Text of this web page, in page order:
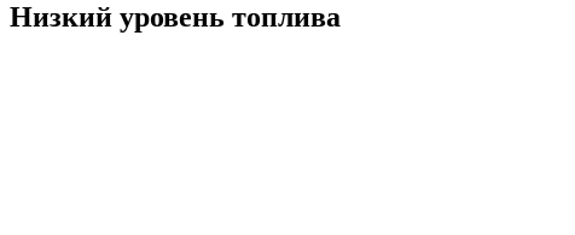
Низкий уровень топлива